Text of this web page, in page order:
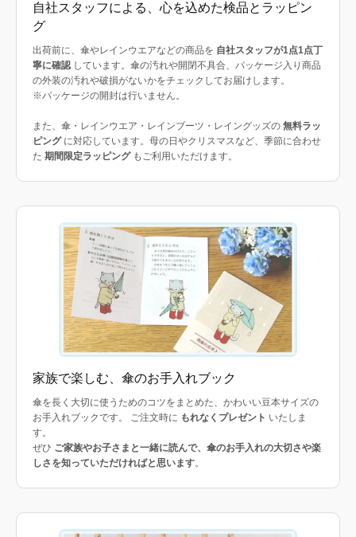
自社スタッフによる、心を込めた検品とラッピン
グ
出荷前に、傘やレインウエアなどの商品を 自社スタッフが1点1点丁
寧に確認しています。傘の汚れや開閉不具合、パッケージ入り商品
の外装の汚れや破損がないかをチェックしてお届けします。
※パッケージの開封は行いません。
また、傘・レインウエア・レインブーツ・レイングッズの 無料ラッ
ピングに対応しています。母の日やクリスマスなど、季節に合わせ
た 期間限定ラッピングもご利用いただけます。
家族で楽しむ、傘のお手入れブック
傘を長く大切に使うためのコツをまとめた、かわいい豆本サイズの
お手入れブックです。 ご注文時に もれなくプレゼント いたしま
す。
ぜひ ご家族やお子さまと一緒に読んで、傘のお手入れの大切さや楽
しさを知っていただければと思います。